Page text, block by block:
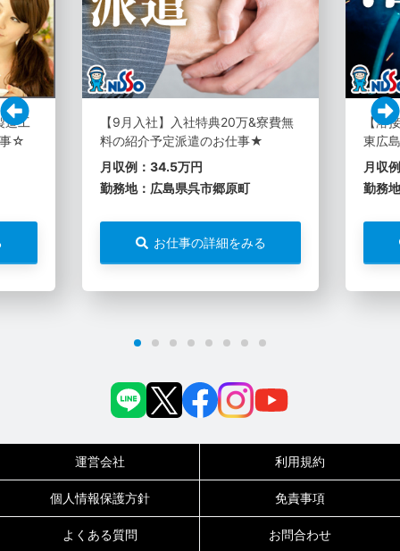
造工
事☆
【9月入社】入社特典20万&寮費無
料の紹介予定派遣のお仕事★
月収例：34.5万円
勤務地：広島県呉市郷原町
お仕事の詳細をみる
【溶
東広
月収
勤務
運営会社 利用規約
個人情報保護方針 免責事項
よくある質問 お問合わせ